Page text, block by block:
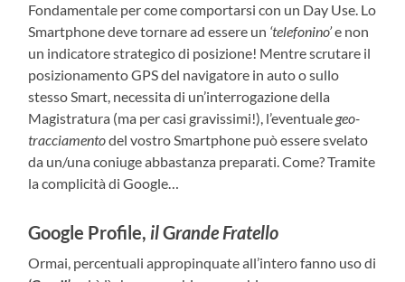
Fondamentale per come comportarsi con un Day Use. Lo
Smartphone deve tornare ad essere un ‘telefonino’e non
un indicatore strategico di posizione! Mentre scrutare il
posizionamento GPS del navigatore in auto o sullo
stesso Smart, necessita di un’interrogazione della
Magistratura (ma per casi gravissimi!), l’eventuale geo-
tracciamentodel vostro Smartphone può essere svelato
da un/una coniuge abbastanza preparati. Come? Tramite
la complicità di Google…
Google Profile, ilGrande Fratello
Ormai, percentuali appropinquate all’intero fanno uso di